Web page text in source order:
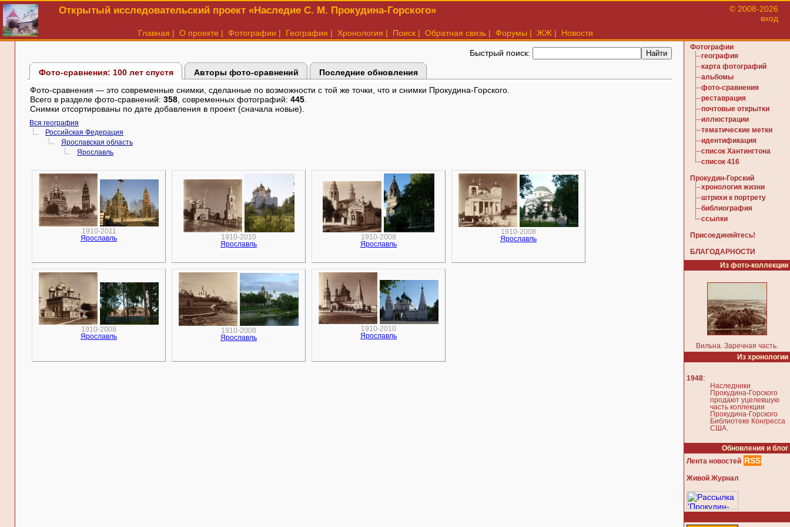
Открытый исследовательский проект «Наследие С. М. Прокудина-Горского»
© 2008-2026
вход
Главная | О проекте | Фотографии | География | Хронология | Поиск | Обратная связь | Форумы | ЖЖ | Новости
Быстрый поиск:
Фото-сравнения: 100 лет спустя Авторы фото-сравнений
Последние обновления
Фото-сравнения — это современные снимки, сделанные по возможности с той же точки, что и снимки Прокудина-Горского.
Всего в разделе фото-сравнений: 358 , современных фотографий: 445
Снимки отсортированы по дате добавления в проект (сначала новые).
Вся география
Российская Федерация
Ярославская область
Ярославль
1910-2011
Ярославль
1910-2010
Ярославль
1910-2008
Ярославль
1910-2008
Ярославль
1910-2008
Ярославль
1910-2008
Ярославль
1910-2010
Ярославль
Фотографии
география
карта фотографий
альбомы
фото-сравнения
реставрация
почтовые открытки
иллюстрации
тематические метки
идентификация
список Хантингтона
список 416
Прокудин-Горский
хронология жизни
штрихи к портрету
библиография
ссылки
Присоединяйтесь!
БЛАГОДАРНОСТИ
Из фото-коллекции
Вильна. Заречная часть.
Из хронологии
1948:
Наследники
Прокудина-Горского
продают уцелевшую
часть коллекции
Прокудина-Горского
Библиотеке Конгресса
США.
Обновления и блог
Лента новостей RSS
Живой Журнал